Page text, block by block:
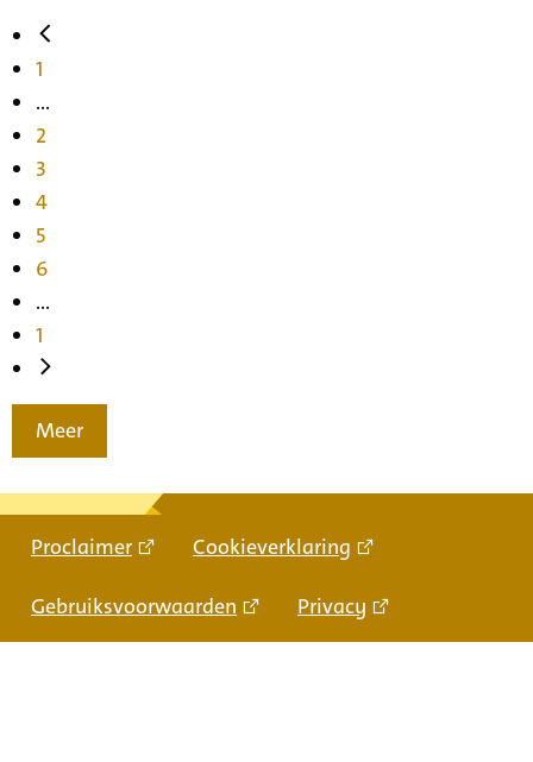
1
...
2
3
4
5
6
...
1
Meer
Proclaimer Cookieverklaring
Gebruiksvoorwaarden Privacy